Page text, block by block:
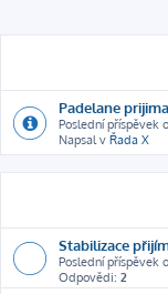
Padelane
Poslední příspěvek
Napsal v Řada X
Stabilizace
Poslední příspěvek
Odpovědi: 2